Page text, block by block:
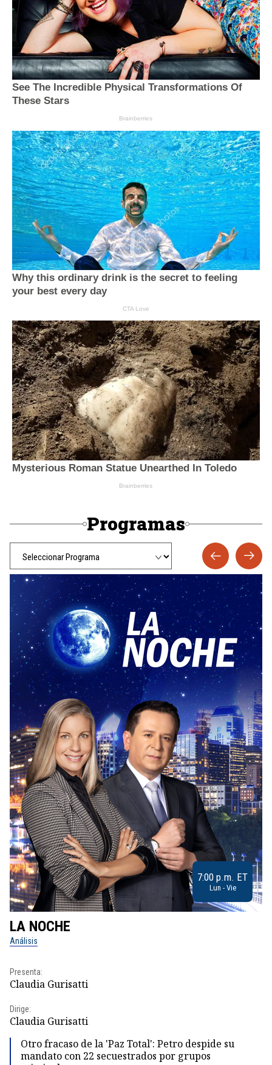
Programas
7:00 p.m. ET
Lun - Vie
LA NOCHE
Análisis
Presenta:
Claudia Gurisatti
Dirige:
Claudia Gurisatti
Otro fracaso de la 'Paz Total': Petro despide su
mandato con 22 secuestrados por grupos